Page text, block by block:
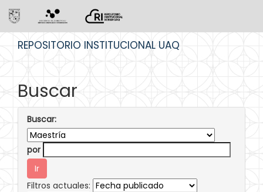
REPOSITORIO INSTITUCIONAL UAQ
Buscar
Buscar:
por
Filtros actuales: